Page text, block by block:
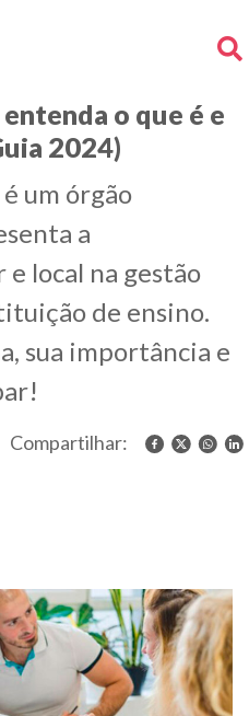
o que é e
2024)
um órgão
a
e local na gestão
de ensino.
sua importância e
Compartilhar: